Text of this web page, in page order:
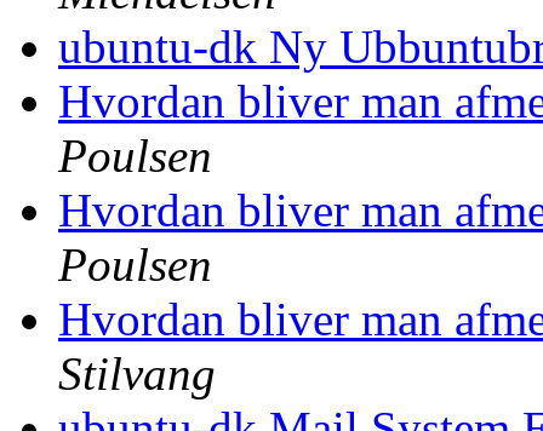
ubuntu-dk Ny
Hvordan bliver man
Poulsen
Hvordan bliver man
Poulsen
Hvordan bliver man
Stilvang